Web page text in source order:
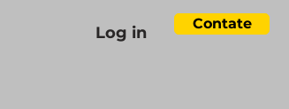
Log in Contate